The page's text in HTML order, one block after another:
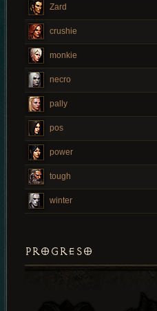
Zard
crushie
monkie
necro
pally
pos
power
tough
winter
PROGRESO